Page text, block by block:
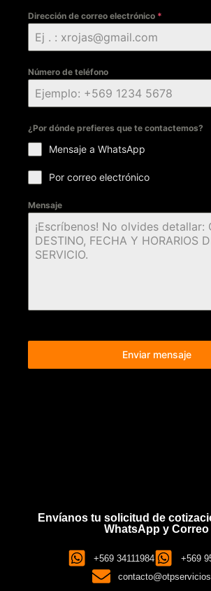
Dirección de correo electrónico *
Número de teléfono
¿Por dónde prefieres que te contactemos?
Mensaje a WhatsApp
Por correo electrónico
Mensaje
Enviar mensaje
Envíanos tu solicitud de
WhatsApp y Correo
+569 34111984
+569